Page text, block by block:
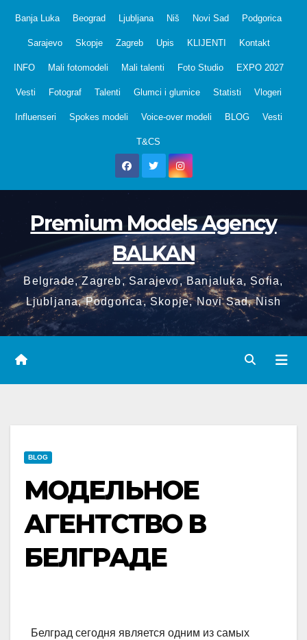
Banja Luka Beograd Ljubljana Niš Novi Sad Podgorica
Sarajevo Skopje Zagreb Upis KLIJENTI Kontakt
INFO Mali fotomodeli Mali talenti Foto Studio EXPO 2027
Vesti Fotograf Talenti Glumci i glumice Statisti Vlogeri
Influenseri Spokes modeli Voice-over modeli BLOG Vesti
T&CS
Premium Models Agency
BALKAN
Belgrade, Zagreb, Sarajevo, Banjaluka, Sofia,
Ljubljana, Podgorica, Skopje, Novi Sad, Nish
BLOG
МОДЕЛЬНОЕ
АГЕНТСТВО В
БЕЛГРАДЕ
Белград сегодня является одним из самых